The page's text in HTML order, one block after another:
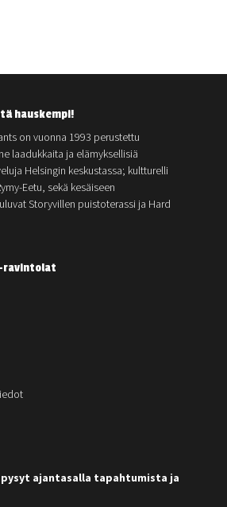
hauskempi!
on vuonna 1993 perustettu
laadukkaita ja elämyksellisiä
Helsingin keskustassa; kultturelli
Eetu, sekä kesäiseen
Storyvillen puistoterassi ja Hard
-ravintolat
ajantasalla tapahtumista ja